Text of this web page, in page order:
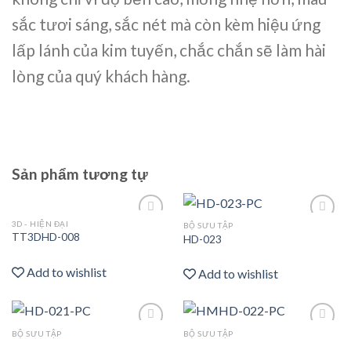
sắc tươi sáng, sắc nét mà còn kèm hiệu ứng
lấp lánh của kim tuyến, chắc chắn sẽ làm hài
lòng của quý khách hàng.
Sản phẩm tương tự
3D - HIỆN ĐẠI
TT3DHD-008
Add to wishlist
BỘ SƯU TẬP
HD-023
Add to wishlist
BỘ SƯU TẬP BỘ SƯU TẬP